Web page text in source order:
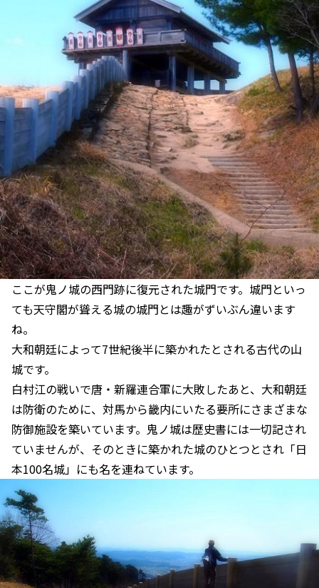
ここが鬼ノ城の西門跡に復元された城門です。城門といっ
ても天守閣が聳える城の城門とは趣がずいぶん違います
ね。
大和朝廷によって7世紀後半に築かれたとされる古代の山
城です。
白村江の戦いで唐・新羅連合軍に大敗したあと、大和朝廷
は防衛のために、対馬から畿内にいたる要所にさまざまな
防御施設を築いています。鬼ノ城は歴史書には一切記され
ていませんが、そのときに築かれた城のひとつとされ「日
本100名城」にも名を連ねています。